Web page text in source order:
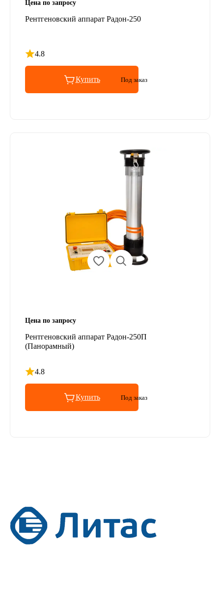
Цена по запросу
Рентгеновский аппарат Радон-250
4.8
Рейтинг 4.8 из 5
Купить Под заказ
Цена по запросу
Рентгеновский аппарат Радон-250П
(Панорамный)
4.8
Рейтинг 4.8 из 5
Купить Под заказ